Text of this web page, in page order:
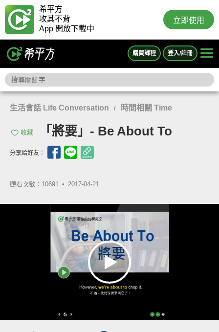
希平方
攻其不背
App 開放下載中
立即使用
購買課程 登入/註冊
生活會話 Life Conversation / 時間相關 Time
收藏 「將要」- Be About To
分享給好友：
觀看次數：10691 • 2017-04-21